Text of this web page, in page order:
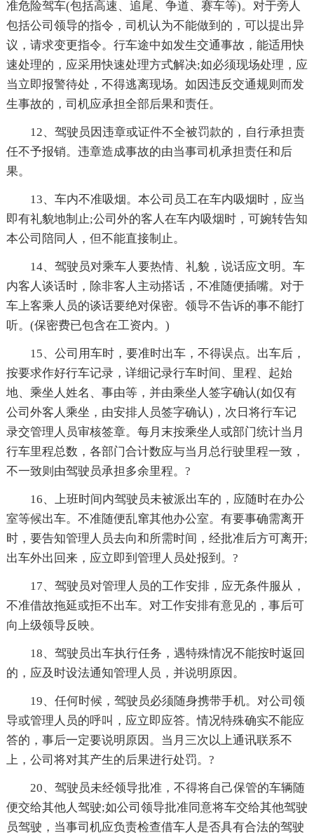
准危险驾车(包括高速、追尾、争道、赛车等)。对于旁人
包括公司 领导的指令，司机认为不能做到的，可以提出异
议，请求变更指令。行车途中如发生交通事故，能适用快
速处理的，应采用快速处理方式解决;如必须现场处理，应
当立即报警待处，不得逃离现场。如因违反交通规则而发
生事故的，司机应承担全部后果和责任。
12、驾驶员因违章或证件不全被罚款的，自行承担责
任不予报销。违章造成事故的由当事司机承担责任和后
果。
13、车内不准吸烟。本公司员工在车内吸烟时，应当
即有礼貌地制止;公司外的客人在车内吸烟时，可婉转告知
本公司陪同人，但不能直接制止。
14、驾驶员对乘车人要热情、礼貌，说话应文明。车
内客人谈话时，除非客人主动搭话，不准随便插嘴。对于
车上客乘人员的谈话要绝对保密。 领导不告诉的事不能打
听。(保密费已包含在工资内。)
15、公司用车时，要准时出车，不得误点。出车后，
按要求作好行车记录，详细记录行车时间、里程、起始
地、乘坐人姓名、事由等，并由乘坐人签字确认(如仅有
公司外客人乘坐，由安排人员签字确认)，次日将行车记
录交管理人员审核签章。每月末按乘坐人或部门统计当月
行车里程总数，各部门合计数应与当月总行驶里程一致，
不一致则由驾驶员承担多余里程。?
16、上班时间内驾驶员未被派出车的，应随时在办公
室等候出车。不准随便乱窜其他办公室。有要事确需离开
时，要告知管理人员去向和所需时间，经批准后方可离开;
出车外出回来，应立即到管理人员处报到。?
17、驾驶员对管理人员的工作安排，应无条件服从，
不准借故拖延或拒不出车。对工作安排有意见的，事后可
向上级领导反映。
18、驾驶员出车执行任务，遇特殊情况不能按时返回
的，应及时设法通知管理人员，并说明原因。
19、任何时候，驾驶员必须随身携带手机。对公司 领
导或管理人员的呼叫，应立即应答。情况特殊确实不能应
答的，事后一定要说明原因。当月三次以上通讯联系不
上，公司将对其产生的后果进行处罚。?
20、驾驶员未经领导批准，不得将自己保管的车辆随
便交给其他人驾驶;如公司 领导批准同意将车交给其他驾驶
员驾驶，当事司机应负责检查借车人是否具有合法的驾驶